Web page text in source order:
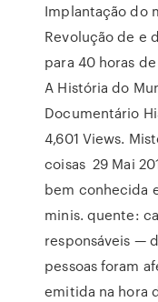
Implantação do
Revolução de e
para 40 horas
A História do
Documentário
4,601 Views.
coisas 29 Mai
bem conhecida
minis. quente:
responsáveis —
pessoas foram
emitida na hora